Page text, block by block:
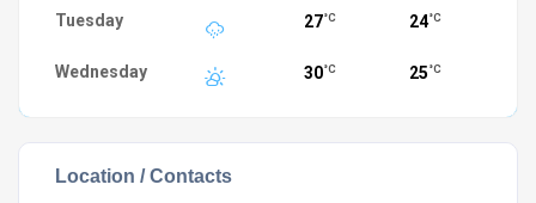
Tuesday 27°C 24°C
Wednesday 30°C 25 °C
Location / Contacts